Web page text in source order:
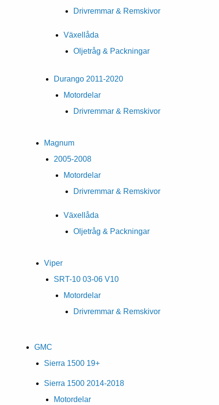
Drivremmar & Remskivor
Växellåda
Oljetråg & Packningar
Durango 2011-2020
Motordelar
Drivremmar & Remskivor
Magnum
2005-2008
Motordelar
Drivremmar & Remskivor
Växellåda
Oljetråg & Packningar
Viper
SRT-10 03-06 V10
Motordelar
Drivremmar & Remskivor
GMC
Sierra 1500 19+
Sierra 1500 2014-2018
Motordelar